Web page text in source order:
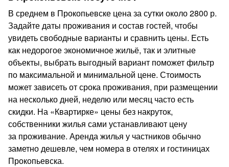
В среднем в Прокопьевске цена за сутки около 2800 р.
Задайте даты проживания и состав гостей, чтобы
увидеть свободные варианты и сравнить цены. Есть
как недорогое экономичное жильё, так и элитные
объекты, выбрать выгодный вариант поможет фильтр
по максимальной и минимальной цене. Стоимость
может зависеть от срока проживания, при размещении
на несколько дней, неделю или месяц часто есть
скидки. На «Квартирке» цены без накруток,
собственники жилья сами устанавливают цену
за проживание. Аренда жилья у частников обычно
заметно дешевле, чем номера в отелях и гостиницах
Прокопьевска.